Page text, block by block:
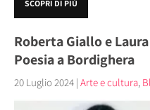
SCOPRI DI PIÙ
Roberta Giallo e
Poesia a Bordighera
20 Luglio 2024 | Arte e cultura,